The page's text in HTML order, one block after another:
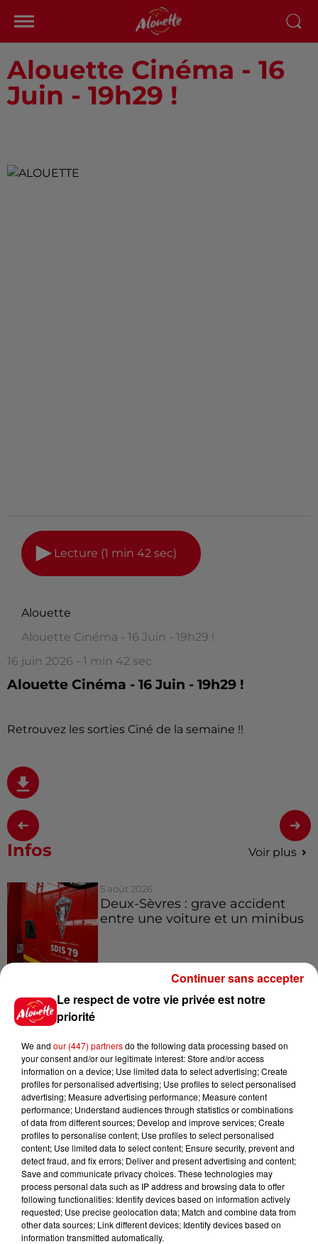
Alouette Cinéma - 16
Juin - 19h29 !
Lecture (1 min 42 sec)
Alouette
Alouette Cinéma - 16 Juin - 19h29 !
16 juin 2026 - 1 min 42 sec
Alouette Cinéma - 16 Juin - 19h29 !
Retrouvez les sorties Ciné de la semaine !!
Infos Voir plus
5 août 2026
Deux-Sèvres : grave accident
entre une voiture et un minibus
Violences conjugales : le chef
5 août 2026
"Attention au démarchage
abusif" : la préfecture de la
Gironde...
5 août 2026
À LA UNE : incendie à La
Rochelle, mégaferme de
saumons et succès...
Le respect de votre vie privée est notre
priorité
We and our (447) partnersdo the following data processing based on
your consent and/or our legitimate interest: Store and/or access
information on a device; Use limited data to select advertising; Create
profiles for personalised advertising; Use profiles to select personalised
advertising; Measure advertising performance; Measure content
performance; Understand audiences through statistics or combinations
of data from different sources; Develop and improve services; Create
profiles to personalise content; Use profiles to select personalised
content; Use limited data to select content; Ensure security, prevent and
detect fraud, and fix errors; Deliver and present advertising and content;
Save and communicate privacy choices. These technologies may
process personal data such as IP address and browsing data to offer
following functionalities: Identify devices based on information actively
requested; Use precise geolocation data; Match and combine data from
other data sources; Link different devices; Identify devices based on
information transmitted automatically.
Continuer sans accepter